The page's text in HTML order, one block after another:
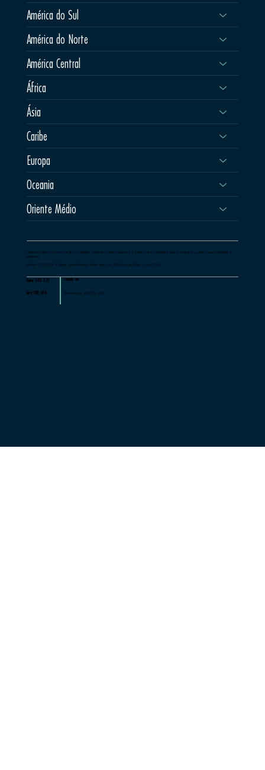
América do Sul
América do Norte
América Central
África
Ásia
Caribe
Europa
Oceania
Oriente Médio
Euro: EUR: 6.08
Dolar: USD: 5.25
Última atualização: 04/08/2026, 16:47:05
Cotado em
A Milessis foi fundada em 1997 e tem como filosofia de trabalho o atendimento às agências de viagens de todo o Brasil, com foco na qualidade de serviços, total suporte aos seus clientes e incansável qualificação de
profissionais.
Telefone: +55 21 2460-1599 •Endereço - Avenida Embaixador Abelardo Bueno 1, loja 169, Rio de Janeiro, RJ, Brasil • Cep 22775-040